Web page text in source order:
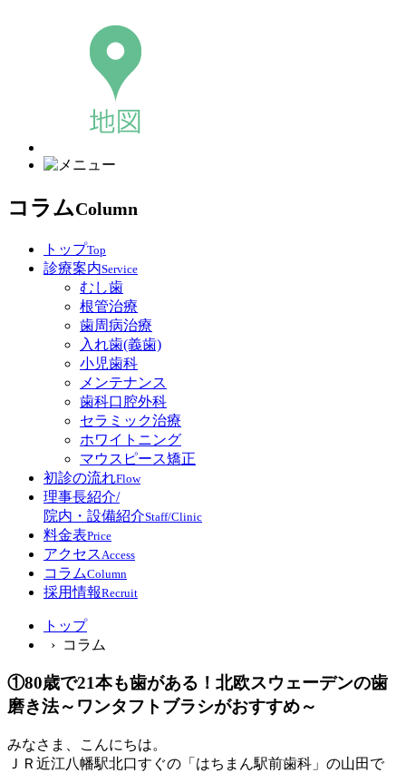
コラムColumn
トップTop
診療案内Service
むし歯
根管治療
歯周病治療
入れ歯(義歯)
小児歯科
メンテナンス
歯科口腔外科
セラミック治療
ホワイトニング
マウスピース矯正
初診の流れFlow
理事長紹介/
院内・設備紹介Staff/Clinic
料金表Price
アクセス Access
コラムColumn
採用情報Recruit
トップ
› コラム
①80歳で21本も歯がある！北欧スウェーデンの歯
磨き法～ワンタフトブラシがおすすめ～
みなさま、こんにちは。
ＪＲ近江八幡駅北口すぐの「はちまん駅前歯科」の山田で